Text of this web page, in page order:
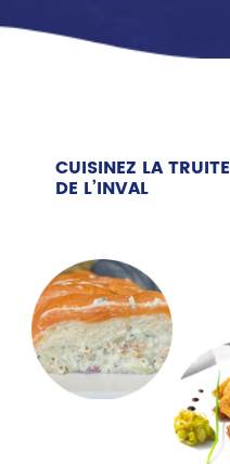
CUISINEZ LA TRUITE
DE L’INVAL